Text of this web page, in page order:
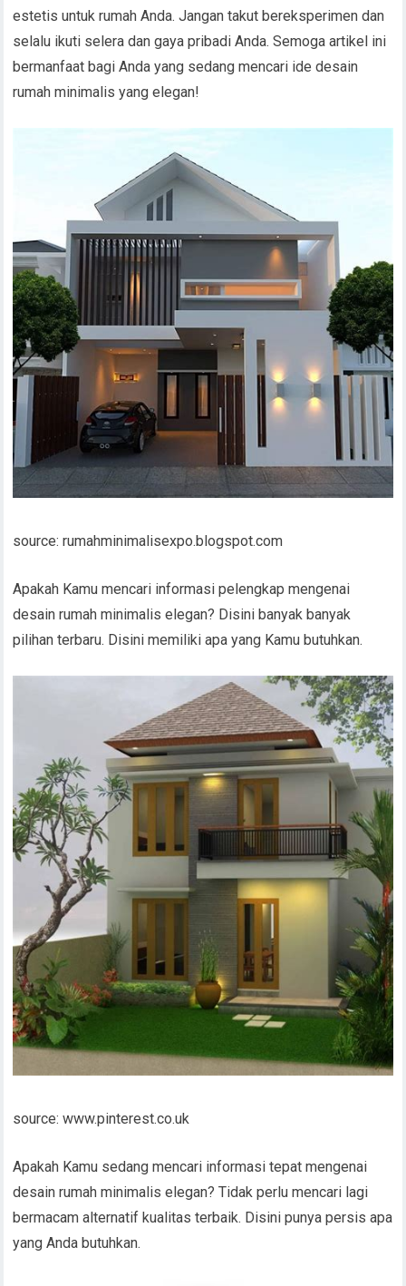
estetis untuk rumah Anda. Jangan takut bereksperimen dan
selalu ikuti selera dan gaya pribadi Anda. Semoga artikel ini
bermanfaat bagi Anda yang sedang mencari ide desain
rumah minimalis yang elegan!
source: rumahminimalisexpo.blogspot.com
Apakah Kamu mencari informasi pelengkap mengenai
desain rumah minimalis elegan? Disini banyak banyak
pilihan terbaru. Disini memiliki apa yang Kamu butuhkan.
source: www.pinterest.co.uk
Apakah Kamu sedang mencari informasi tepat mengenai
desain rumah minimalis elegan? Tidak perlu mencari lagi
bermacam alternatif kualitas terbaik. Disini punya persis apa
yang Anda butuhkan.